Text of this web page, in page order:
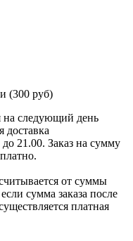
(300 руб)
на следующий день
доставка
21.00. Заказ на сумму
от суммы
сумма заказа после
платная